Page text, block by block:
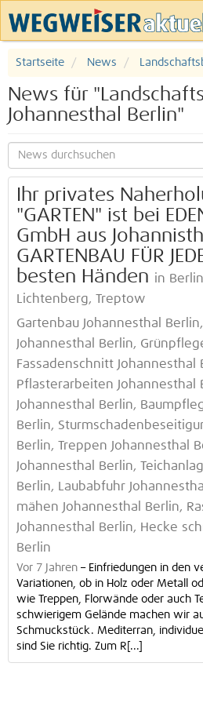
Startseite News
News für
Johannesthal Berlin"
Ihr privates
"GARTEN" ist bei
GmbH aus
GARTENBAU FÜR
besten Händen in
Lichtenberg, Treptow
Gartenbau Johannesthal
Johannesthal Berlin,
Fassadenschnitt Johannesthal
Pflasterarbeiten Johannesthal
Johannesthal Berlin,
Berlin,
Berlin, Treppen Johannesthal
Johannesthal Berlin,
Berlin, Laubabfuhr
mähen Johannesthal Berlin,
Johannesthal Berlin, Hecke
Berlin
Vor 7 Jahren – Einfriedungen in den
Variationen, ob in Holz oder Metall
wie Treppen, Florwände oder auch
schwierigem Gelände machen wir
Schmuckstück. Mediterran,
sind Sie richtig. Zum R[...]